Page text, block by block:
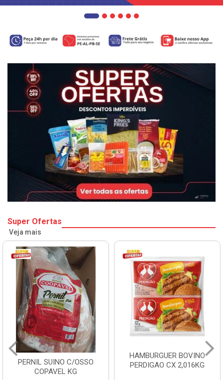
Super Ofertas
Veja mais
PERNIL SUINO C/OSSO
COPAVEL KG
HAMBURGUER BOVINO
PERDIGAO CX 2,016KG